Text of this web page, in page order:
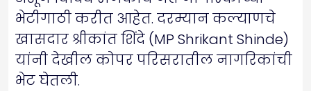
भेटीगाठी करीत आहेत. दरम्यान कल्याणचे
खासदार श्रीकांत शिंदे (MP Shrikant Shinde)
यांनी देखील कोपर परिसरातील नागरिकांची
भेट घेतली.